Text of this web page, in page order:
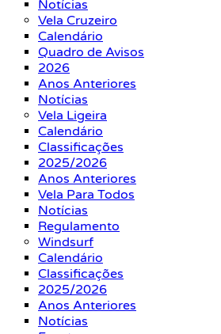
Notícias
Vela Cruzeiro
Calendário
Quadro de Avisos
2026
Anos Anteriores
Notícias
Vela Ligeira
Calendário
Classificações
2025/2026
Anos Anteriores
Vela Para Todos
Notícias
Regulamento
Windsurf
Calendário
Classificações
2025/2026
Anos Anteriores
Notícias